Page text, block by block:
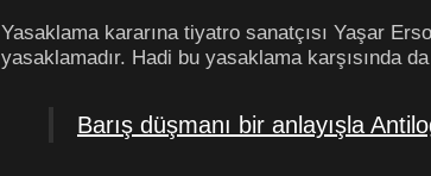
Yasaklama kararına tiyatro sanatçısı Yaşar
yasaklamadır. Hadi bu yasaklama karşısında
Barış düşmanı bir anlayışla